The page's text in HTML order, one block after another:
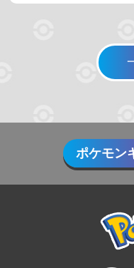
ポケモン